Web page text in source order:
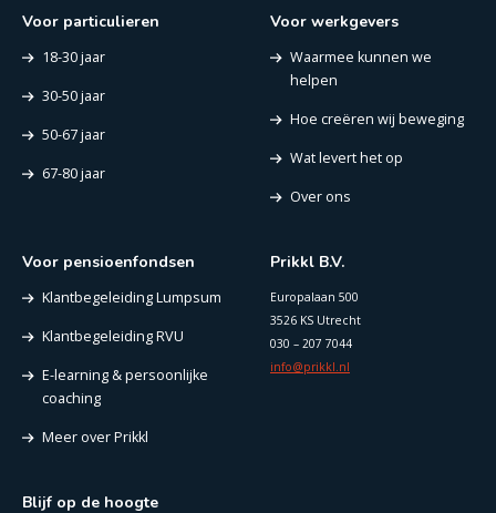
Voor particulieren
18-30 jaar
30-50 jaar
50-67 jaar
67-80 jaar
Voor werkgevers
Waarmee kunnen we
helpen
Hoe creëren wij beweging
Wat levert het op
Over ons
Voor pensioenfondsen
Klantbegeleiding Lumpsum
Klantbegeleiding RVU
E-learning & persoonlijke
coaching
Meer over Prikkl
Prikkl B.V.
Europalaan 500
3526 KS Utrecht
030 – 207 7044
info@prikkl.nl
Blijf op de hoogte